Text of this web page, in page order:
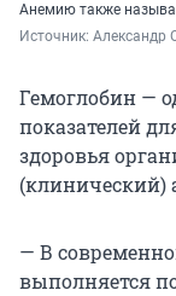
Анемию также
Источник: Александр
Гемоглобин —
показателей
здоровья
(клинический)
— В
выполняется